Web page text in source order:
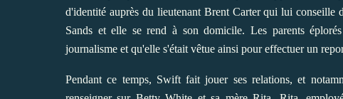
d'identité auprès du lieutenant Brent Carter qui lui conseille
Sands et elle se rend à son domicile. Les parents
journalisme et qu'elle s'était vêtue ainsi pour effectuer un
Pendant ce temps, Swift fait jouer ses relations, et